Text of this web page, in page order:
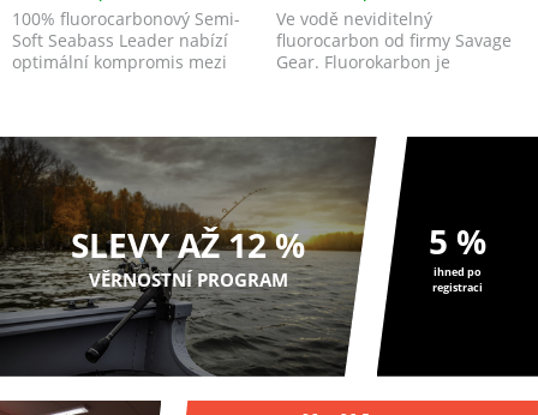
100% fluorocarbonový Semi-
Soft Seabass Leader nabízí
optimální kompromis mezi
Ve vodě neviditelný
fluorocarbon od firmy Savage
Gear. Fluorokarbon je
SLEVY AŽ 12 %
VĚRNOSTNÍ PROGRAM
5 %
ihned po
registraci